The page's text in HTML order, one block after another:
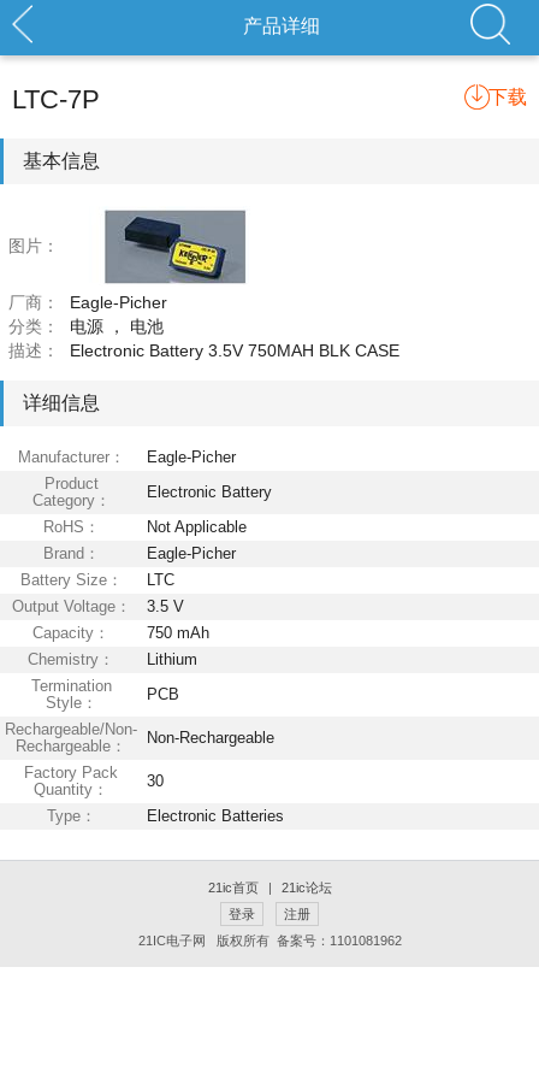
产品详细
LTC-7P 下载
基本信息
图片：
厂商：
Eagle-Picher
分类：
电源 ， 电池
描述：
Electronic Battery 3.5V 750MAH BLK CASE
详细信息
Manufacturer：
Eagle-Picher
Product
Category：
Electronic Battery
RoHS：
Not Applicable
Brand：
Eagle-Picher
Battery Size：
LTC
Output Voltage：
3.5 V
Capacity：
750 mAh
Chemistry：
Lithium
Termination
Style：
PCB
Rechargeable/Non-
Rechargeable：
Non-Rechargeable
Factory Pack
Quantity：
30
Type：
Electronic Batteries
21ic首页 |
21ic论坛
登录
注册
21IC电子网 版权所有 备案号：1101081962